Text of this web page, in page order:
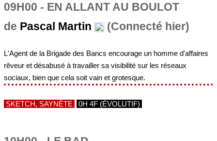
09H00 - EN ALLANT AU BOULOT
de Pascal Martin (Connecté hier)
L'Agent de la Brigade des Bancs encourage un homme d'affaires
rêveur et désabusé à travailler sa visibilité sur les réseaux
sociaux, bien que cela soit vain et grotesque.
SKETCH, SAYNÈTE 0H 4F (ÉVOLUTIF)